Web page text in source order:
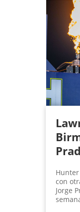
con
Jorge